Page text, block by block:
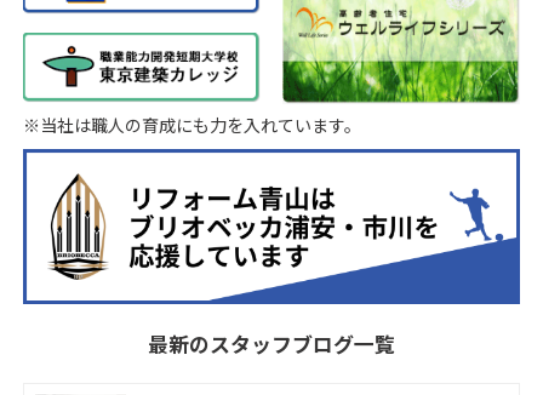
※当社は職人の育成にも力を入れています。
最新のスタッフブログ一覧